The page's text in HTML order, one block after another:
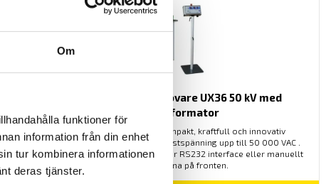
Om
funktioner för
information från din enhet
tur kombinera informationen
deras tjänster.
ETL Högspänningsprovare UX36 50 kV med
oljetransformator
UX 36 50 kV är en mycket kompakt, kraftfull och innovativ
högspänningsprovare med en testspänning upp till 50 000 VAC .
Alla värden är lätt inställbara över RS232 interface eller manuellt
med tangenterna på fronten.